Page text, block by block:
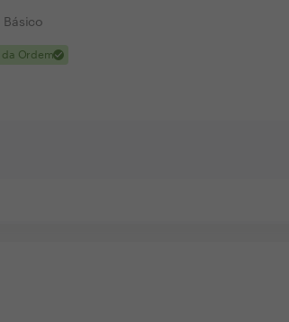
Básico
da Ordemcheck